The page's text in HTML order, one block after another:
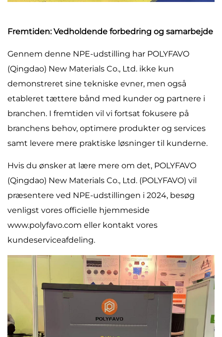
Fremtiden: Vedholdende forbedring og samarbejde
Gennem denne NPE-udstilling har POLYFAVO
(Qingdao) New Materials Co., Ltd. ikke kun
demonstreret sine tekniske evner, men også
etableret tættere bånd med kunder og partnere i
branchen. I fremtiden vil vi fortsat fokusere på
branchens behov, optimere produkter og services
samt levere mere praktiske løsninger til kunderne.
Hvis du ønsker at lære mere om det, POLYFAVO
(Qingdao) New Materials Co., Ltd. (POLYFAVO) vil
præsentere ved NPE-udstillingen i 2024, besøg
venligst vores officielle hjemmeside
www.polyfavo.com eller kontakt vores
kundeserviceafdeling.